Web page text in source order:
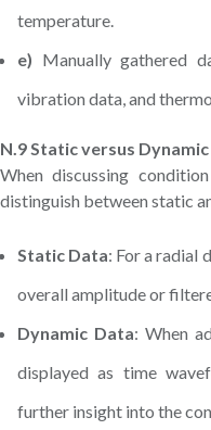
temperature.
e) Manually gathered
vibration data, and
N.9 Static versus
When discussing
distinguish between static
Static Data: For a radial
overall amplitude or
Dynamic Data: When
displayed as time
further insight into the